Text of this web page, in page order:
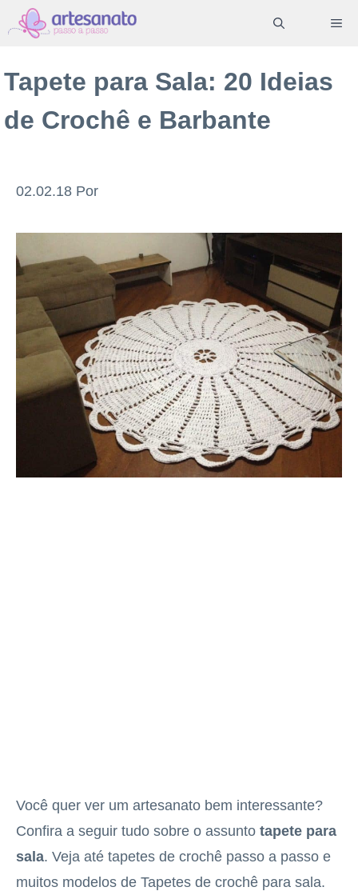
Pular
para
conteúdo
Tapete para Sala: 20 Ideias
de Crochê e Barbante
02.02.18 Por
Você quer ver um artesanato bem interessante?
Confira a seguir tudo sobre o assunto tapete para
sala. Veja até tapetes de crochê passo a passo e
muitos modelos de Tapetes de crochê para sala.